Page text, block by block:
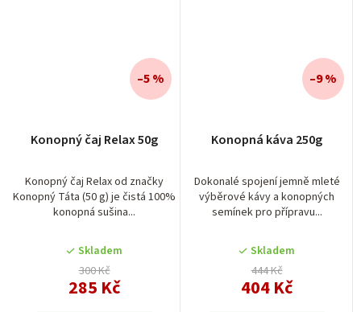
Konopný čaj Relax 50g
Konopný čaj Relax od značky
Konopný Táta (50 g) je čistá 100%
konopná sušina...
Skladem
300 Kč
285 Kč
–5 %
Konopná káva 250g
Dokonalé spojení jemně mleté
výběrové kávy a konopných
semínek pro přípravu...
Skladem
444 Kč
404 Kč
–9 %